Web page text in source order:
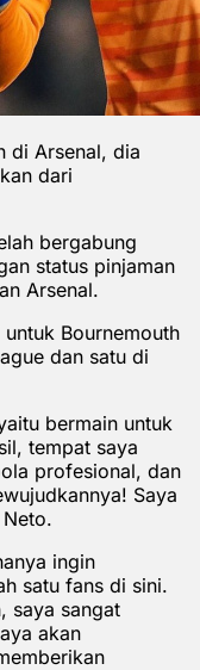
di Arsenal, dia
dari
bergabung
status pinjaman
Arsenal.
Bournemouth
dan satu di
bermain untuk
tempat saya
profesional, dan
Saya
ingin
satu fans di sini.
saya sangat
akan